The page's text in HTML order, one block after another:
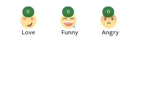
0
Love
0
Funny
0
Angry